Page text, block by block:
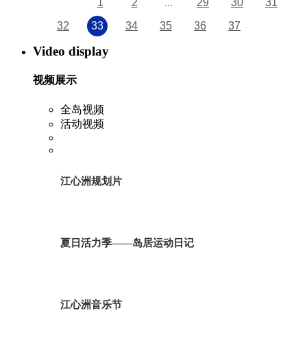
1 2 ... 29 30
31
32
33 34 35 36 37
Video display
视频展示
全岛视频
活动视频
江心洲规划片
夏日活力季——岛居运动日记
江心洲音乐节